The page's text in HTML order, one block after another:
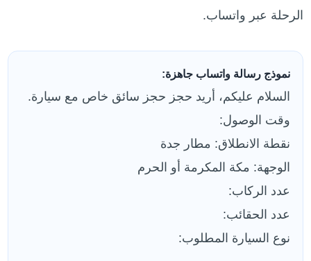
الرحلة عبر واتساب.
نموذج رسالة واتساب جاهزة:
السلام عليكم، أريد حجز حجز سائق خاص مع سيارة.
وقت الوصول:
نقطة الانطلاق: مطار جدة
الوجهة: مكة المكرمة أو الحرم
عدد الركاب:
عدد الحقائب:
نوع السيارة المطلوب: